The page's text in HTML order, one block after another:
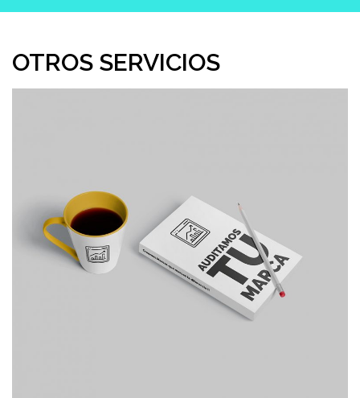
OTROS SERVICIOS